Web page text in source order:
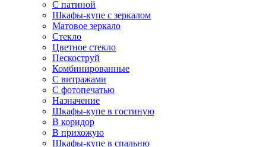
С патиной
Шкафы-купе с зеркалом
Матовое зеркало
Стекло
Цветное стекло
Пескоструй
Комбинированные
С витражами
С фотопечатью
Назначение
Шкафы-купе в гостиную
В коридор
В прихожую
Шкафы-купе в спальню